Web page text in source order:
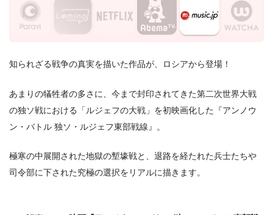
知られざる戦争の真実を描いた作品が、ロシアから登場！
あまりの犠牲者の多さに、今まで封印されてきた第二次世界大戦
の独ソ戦における「ルジェフの大戦」を初映画化した『アンノウ
ン・バトル 独ソ・ルジェフ東部戦線』。
極寒の中展開された地獄の塹壕戦と、退路を経たれた兵士たちや
司令部に下された究極の選択をリアルに描きます。